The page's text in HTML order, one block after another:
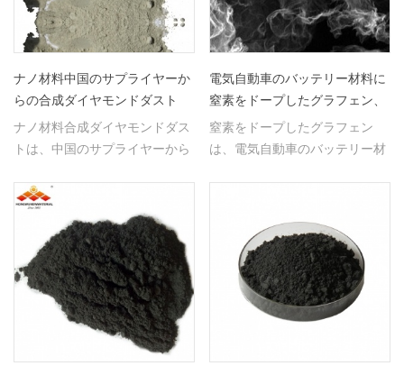
ナノ材料中国のサプライヤーか
らの合成ダイヤモンドダスト
ナノ材料合成ダイヤモンドダス
トは、中国のサプライヤーから
電気自動車のバッテリー材料に
窒素をドープしたグラフェン、
窒素をドープしたグラフェン
窒素をドープしたグラフェン
は、電気自動車のバッテリー材